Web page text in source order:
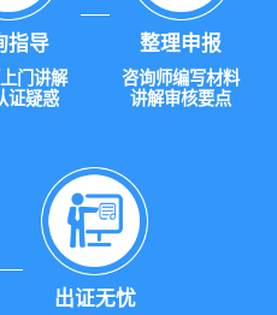
指导
门讲解
证疑惑
整理申报
咨询师编写材料
讲解审核要点
出证无忧